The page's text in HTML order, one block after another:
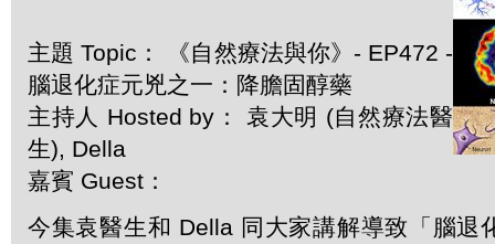
主題 Topic： 《自然療法與你》- EP472 -
腦退化症元兇之一：降膽固醇藥
主持人 Hosted by： 袁大明 (自然療法醫
生), Della
嘉賓 Guest：
今集袁醫生和 Della 同大家講解導致「腦退